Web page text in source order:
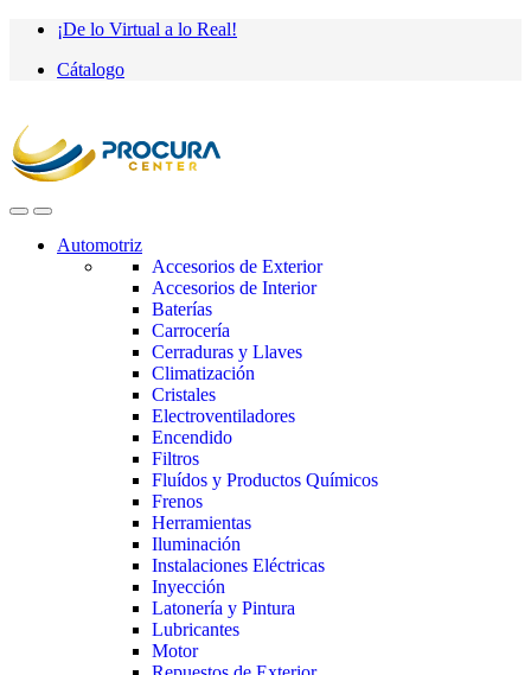
Saltar
navegación
saltar
contenido
¡De lo Virtual a lo Real!
Cátalogo
Automotriz
Accesorios de Exterior
Accesorios de Interior
Baterías
Carrocería
Cerraduras y Llaves
Climatización
Cristales
Electroventiladores
Encendido
Filtros
Fluídos y Productos Químicos
Frenos
Herramientas
Iluminación
Instalaciones Eléctricas
Inyección
Latonería y Pintura
Lubricantes
Motor